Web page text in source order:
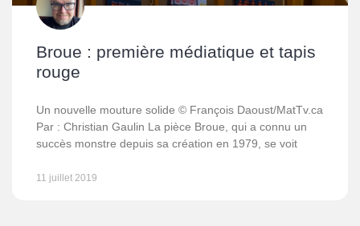
Broue : première médiatique et tapis
rouge
Un nouvelle mouture solide © François Daoust/MatTv.ca
Par : Christian Gaulin La pièce Broue, qui a connu un
succès monstre depuis sa création en 1979, se voit
11 juillet 2019